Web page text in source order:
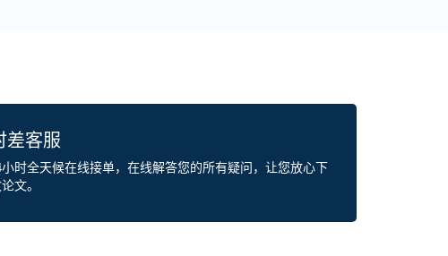
差客服
时全天候在线接单，在线解答您的所有疑问，让您放心下
文。